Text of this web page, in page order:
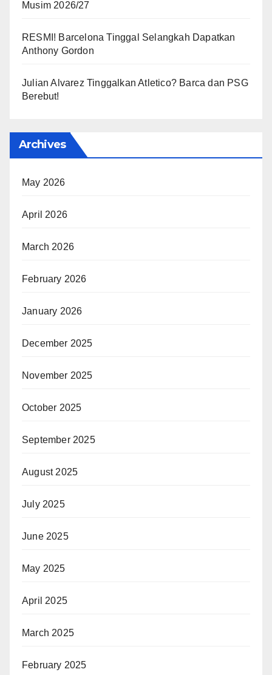
Musim 2026/27
RESMI! Barcelona Tinggal Selangkah Dapatkan
Anthony Gordon
Julian Alvarez Tinggalkan Atletico? Barca dan PSG
Berebut!
Archives
May 2026
April 2026
March 2026
February 2026
January 2026
December 2025
November 2025
October 2025
September 2025
August 2025
July 2025
June 2025
May 2025
April 2025
March 2025
February 2025